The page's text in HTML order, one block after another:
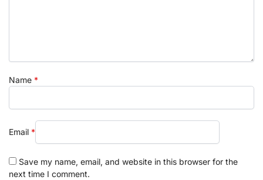
Name *
Email *
Save my name, email, and website in this browser for the
next time I comment.